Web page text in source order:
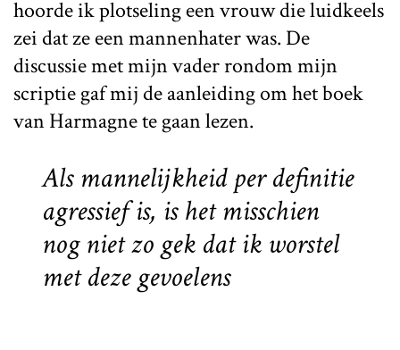
hoorde ik plotseling een vrouw die luidkeels
zei dat ze een mannenhater was. De
discussie met mijn vader rondom mijn
scriptie gaf mij de aanleiding om het boek
van Harmagne te gaan lezen.
Als mannelijkheid per definitie
agressief is, is het misschien
nog niet zo gek dat ik worstel
met deze gevoelens